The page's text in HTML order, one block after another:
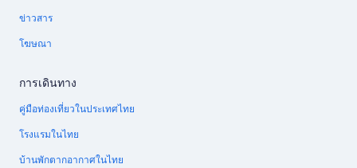
ข่าวสาร
โฆษณา
การเดินทาง
คู่มือท่องเที่ยวในประเทศไทย
โรงแรมในไทย
บ้านพักตากอากาศในไทย